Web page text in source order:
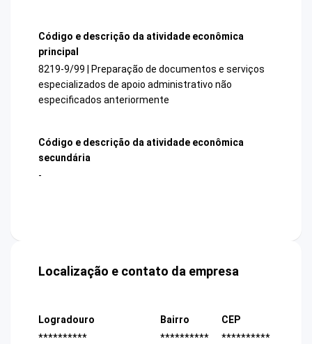
Código e descrição da atividade econômica
principal
8219-9/99 | Preparação de documentos e serviços
especializados de apoio administrativo não
especificados anteriormente
Código e descrição da atividade econômica
secundária
-
Localização e contato da empresa
Logradouro
**********
Bairro
**********
CEP
**********